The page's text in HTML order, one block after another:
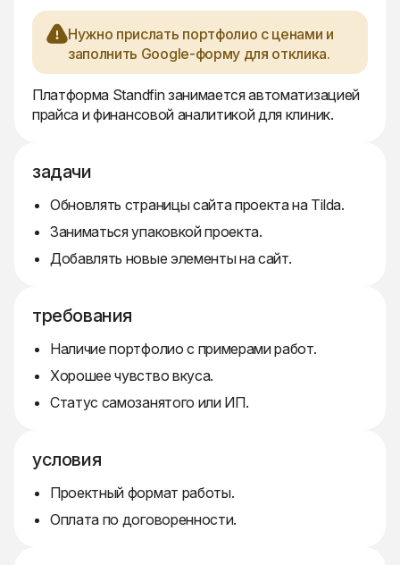
Нужно прислать портфолио с ценами и
заполнить Google-форму для отклика.
Платформа Standfin занимается автоматизацией
прайса и финансовой аналитикой для клиник.
задачи
Обновлять страницы сайта проекта на Tilda.
Заниматься упаковкой проекта.
Добавлять новые элементы на сайт.
требования
Наличие портфолио с примерами работ.
Хорошее чувство вкуса.
Статус самозанятого или ИП.
условия
Проектный формат работы.
Оплата по договоренности.